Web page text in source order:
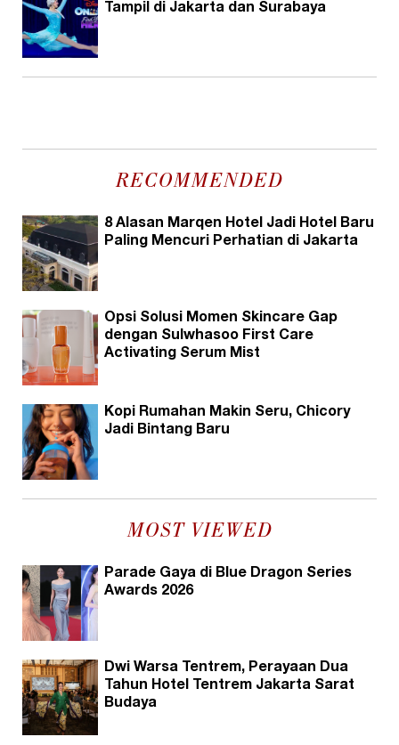
Tampil di Jakarta dan Surabaya
RECOMMENDED
8 Alasan Marqen Hotel Jadi Hotel Baru
Paling Mencuri Perhatian di Jakarta
Opsi Solusi Momen Skincare Gap
dengan Sulwhasoo First Care
Activating Serum Mist
Kopi Rumahan Makin Seru, Chicory
Jadi Bintang Baru
MOST VIEWED
Parade Gaya di Blue Dragon Series
Awards 2026
Dwi Warsa Tentrem, Perayaan Dua
Tahun Hotel Tentrem Jakarta Sarat
Budaya